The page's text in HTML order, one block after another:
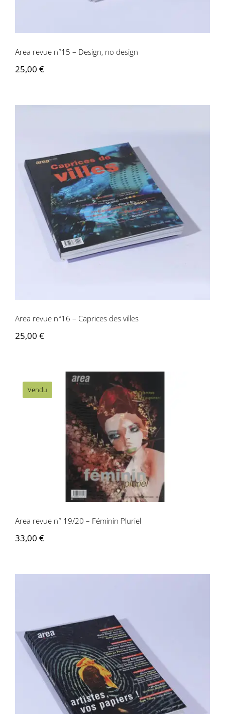
Area revue n°15 – Design, no design
25,00 €
Area revue n°16 – Caprices des villes
Area revue n°16 – Caprices des villes
25,00 €
Vendu
Area revue n° 19/20 – Féminin Pluriel
Area revue n° 19/20 – Féminin Pluriel
33,00 €
Area revue n°21 – Artistes vos papiers!